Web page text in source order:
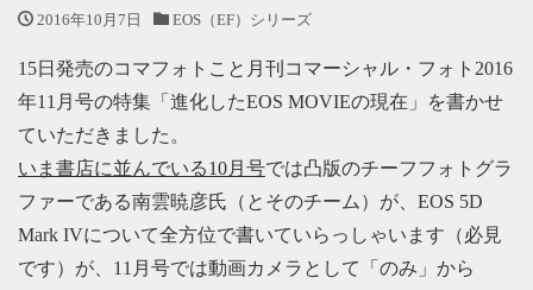
2016年10月7日 EOS（EF）シリーズ
15日発売のコマフォトこと月刊コマーシャル・フォト2016
年11月号の特集「進化したEOS MOVIEの現在」を書かせ
ていただきました。
いま書店に並んでいる10月号では凸版のチーフフォトグラ
ファーである南雲暁彦氏（とそのチーム）が、EOS 5D
Mark IVについて全方位で書いていらっしゃいます（必見
です）が、11月号では動画カメラとして「のみ」から